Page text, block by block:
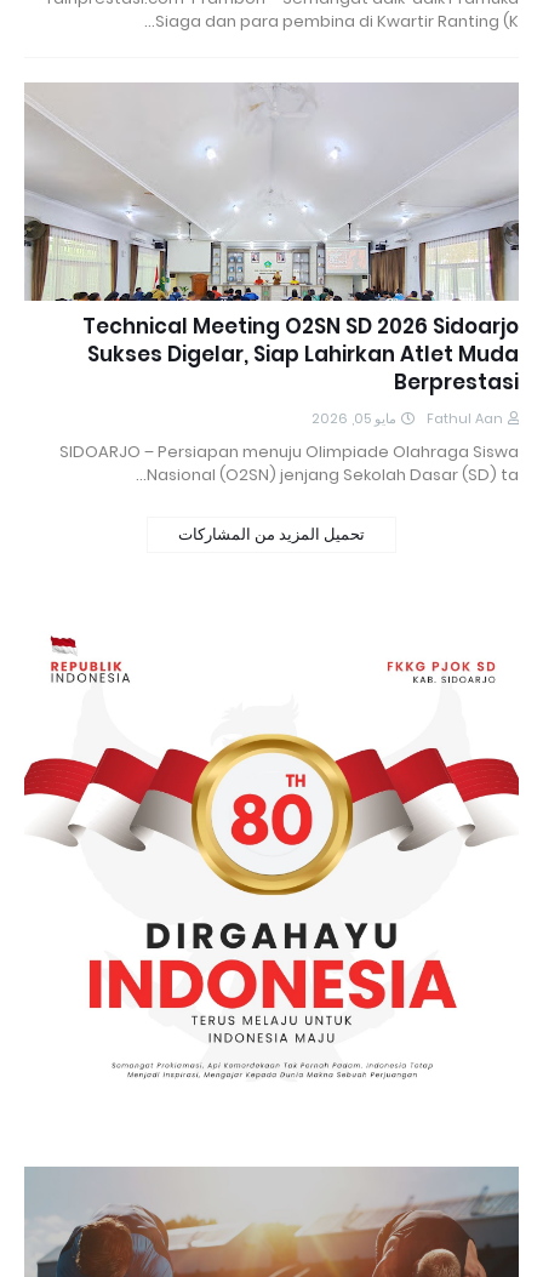
Siaga dan para pembina di Kwartir Ranting (K…
Technical Meeting O2SN SD 2026 Sidoarjo
Sukses Digelar, Siap Lahirkan Atlet Muda
Berprestasi
Fathul Aan مايو 05, 2026
SIDOARJO – Persiapan menuju Olimpiade Olahraga Siswa
Nasional (O2SN) jenjang Sekolah Dasar (SD) ta…
تحميل المزيد من المشاركات